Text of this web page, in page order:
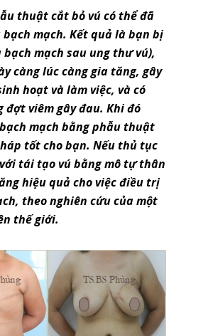
thuật cắt bỏ vú có thể đã
mạch. Kết quả là bạn bị
mạch sau ung thư vú),
càng lúc càng gia tăng, gây
hoạt và làm việc, và có
đợt viêm gây đau. Khi đó
mạch bằng phẫu thuật
tốt cho bạn. Nếu thủ tục
tái tạo vú bằng mô tự thân
hiệu quả cho việc điều trị
theo nghiên cứu của một
thế giới.